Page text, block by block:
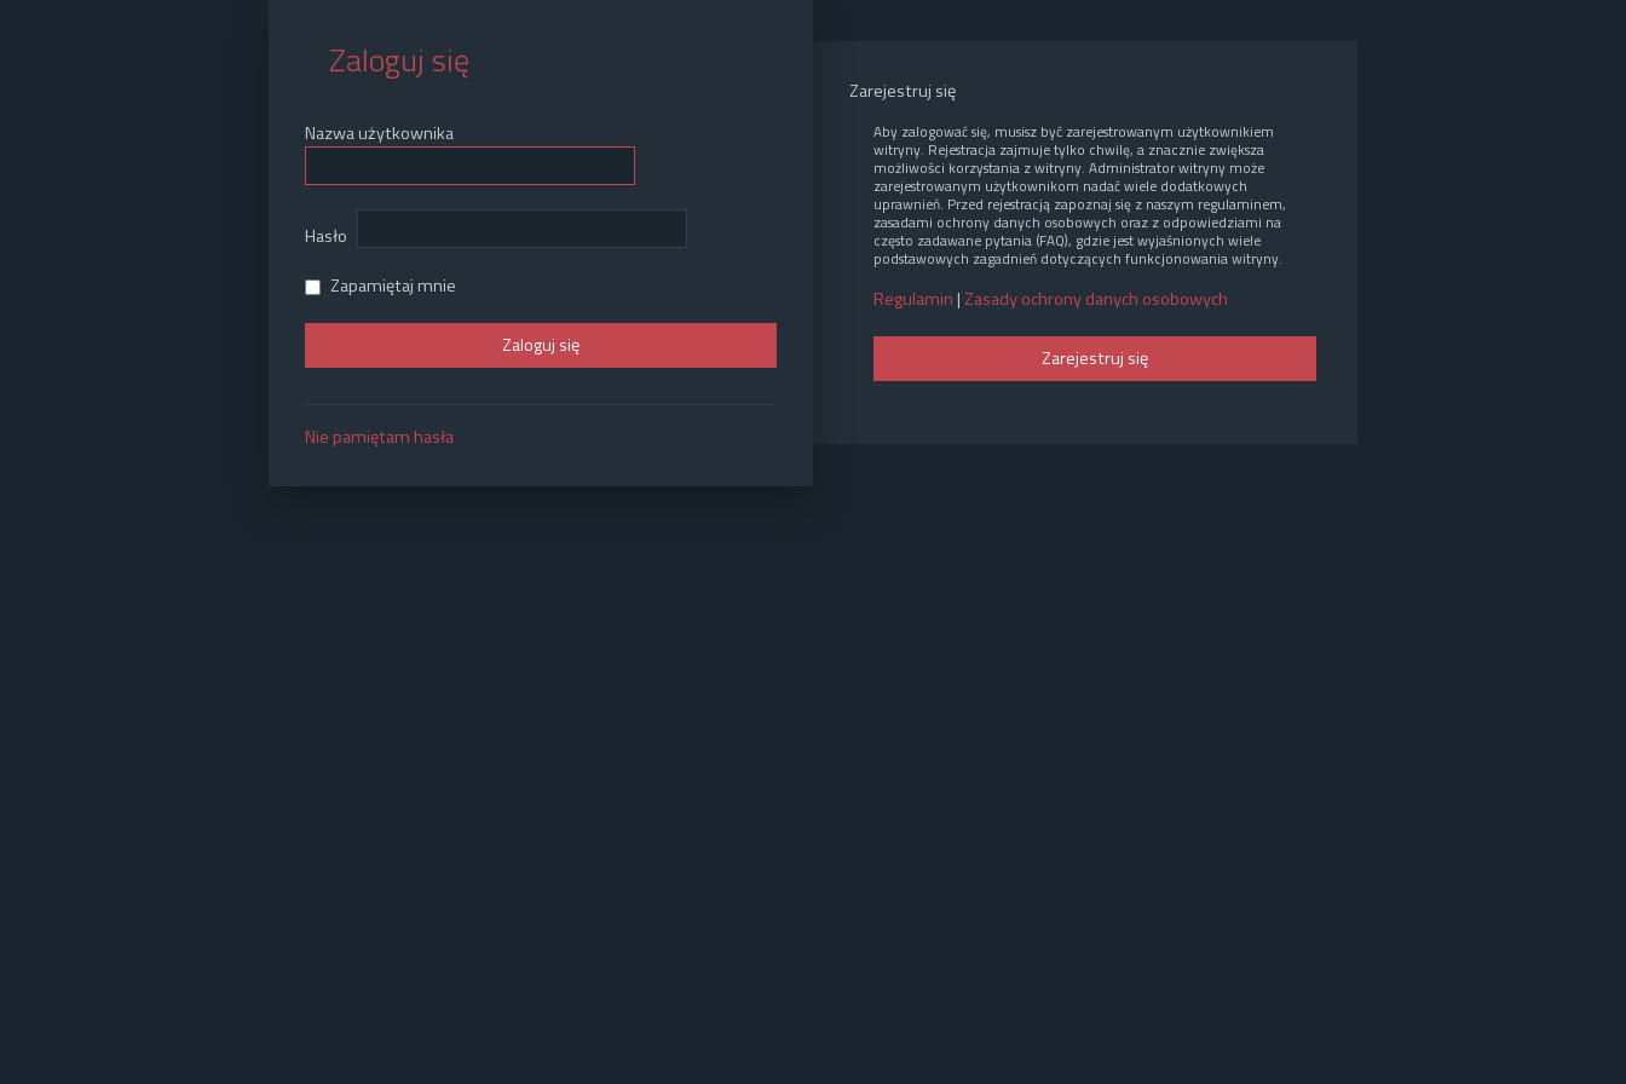
Zaloguj się
Nazwa użytkownika
Hasło
Zapamiętaj mnie
Nie pamiętam hasła
Zarejestruj się
Aby zalogować się, musisz być zarejestrowanym użytkownikiem
witryny. Rejestracja zajmuje tylko chwilę, a znacznie zwiększa
możliwości korzystania z witryny. Administrator witryny może
zarejestrowanym użytkownikom nadać wiele dodatkowych
uprawnień. Przed rejestracją zapoznaj się z naszym regulaminem,
zasadami ochrony danych osobowych oraz z odpowiedziami na
często zadawane pytania (FAQ), gdzie jest wyjaśnionych wiele
podstawowych zagadnień dotyczących funkcjonowania witryny.
Regulamin | Zasady ochrony danych osobowych
Zarejestruj się